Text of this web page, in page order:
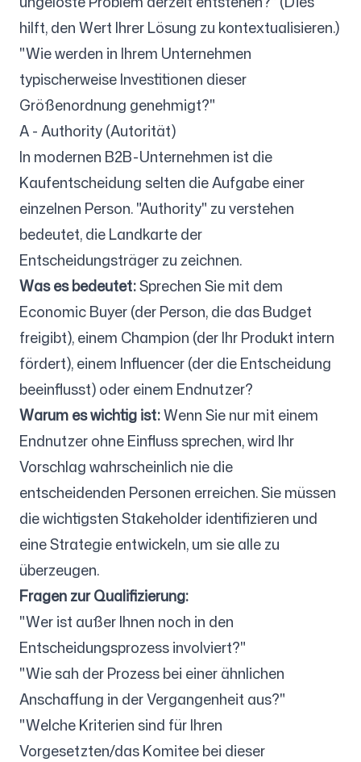
hilft, den Wert Ihrer Lösung zu kontextualisieren.)
"Wie werden in Ihrem Unternehmen
typischerweise Investitionen dieser
Größenordnung genehmigt?"
A - Authority (Autorität)
In modernen B2B-Unternehmen ist die
Kaufentscheidung selten die Aufgabe einer
einzelnen Person. "Authority" zu verstehen
bedeutet, die Landkarte der
Entscheidungsträger zu zeichnen.
Was es bedeutet:Sprechen Sie mit dem
Economic Buyer (der Person, die das Budget
freigibt), einem Champion (der Ihr Produkt intern
fördert), einem Influencer (der die Entscheidung
beeinflusst) oder einem Endnutzer?
Warum es wichtig ist:Wenn Sie nur mit einem
Endnutzer ohne Einfluss sprechen, wird Ihr
Vorschlag wahrscheinlich nie die
entscheidenden Personen erreichen. Sie müssen
die wichtigsten Stakeholder identifizieren und
eine Strategie entwickeln, um sie alle zu
überzeugen.
Fragen zur Qualifizierung:
"Wer ist außer Ihnen noch in den
Entscheidungsprozess involviert?"
"Wie sah der Prozess bei einer ähnlichen
Anschaffung in der Vergangenheit aus?"
"Welche Kriterien sind für Ihren
Vorgesetzten/das Komitee bei dieser